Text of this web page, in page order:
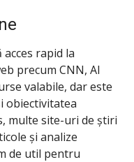
rapid la
precum CNN, Al
valabile, dar este
obiectivitatea
multe site-uri de știri
și analize
de util pentru